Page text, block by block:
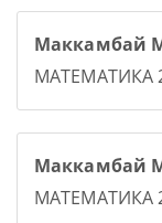
Маккамбай
МАТЕМАТИКА
Маккамбай
МАТЕМАТИКА